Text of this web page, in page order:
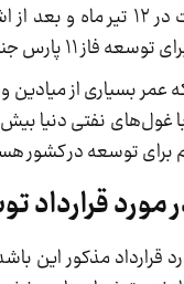
داشت تا اینکه بازار
۱۱ پارس جنوبی بود.
عمر بسیاری از
نفتی دنیا بیش
برای توسعه در
توسعه
مذکور این